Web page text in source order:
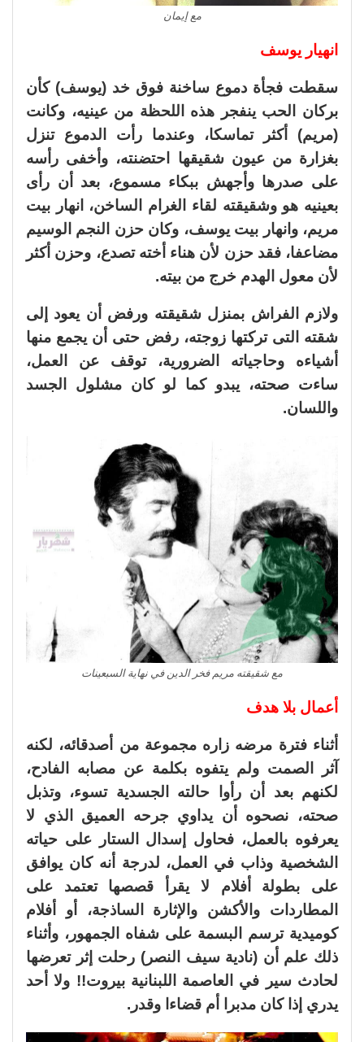
مع إيمان
انهيار يوسف
سقطت فجأة دموع ساخنة فوق خد (يوسف) كأن
بركان الحب ينفجر هذه اللحظة من عينيه، وكانت
(مريم) أكثر تماسكا، وعندما رأت الدموع تنزل
بغزارة من عيون شقيقها احتضنته، وأخفى رأسه
على صدرها وأجهش ببكاء مسموع، بعد أن رأى
بعينيه هو وشقيقته لقاء الغرام الساخن، انهار بيت
مريم، وانهار بيت يوسف، وكان حزن النجم الوسيم
مضاعفا، فقد حزن لأن هناء أخته تصدع، وحزن أكثر
لأن معول الهدم خرج من بيته.
ولازم الفراش بمنزل شقيقته ورفض أن يعود إلى
شقته التى تركتها زوجته، رفض حتى أن يجمع منها
أشياءه وحاجياته الضرورية، توقف عن العمل،
ساءت صحته، يبدو كما لو كان مشلول الجسد
واللسان.
مع شقيقته مريم فخر الدين في نهاية السبعينات
أعمال بلا هدف
أثناء فترة مرضه زاره مجموعة من أصدقائه، لكنه
آثر الصمت ولم يتفوه بكلمة عن مصابه الفادح،
لكنهم بعد أن رأوا حالته الجسدية تسوء، وتذبل
صحته، نصحوه أن يداوي جرحه العميق الذي لا
يعرفوه بالعمل، فحاول إسدال الستار على حياته
الشخصية وذاب في العمل، لدرجة أنه كان يوافق
على بطولة أفلام لا يقرأ قصصها تعتمد على
المطاردات والأكشن والإثارة الساذجة، أو أفلام
كوميدية ترسم البسمة على شفاه الجمهور، وأثناء
ذلك علم أن (نادية سيف النصر) رحلت إثر تعرضها
لحادث سير في العاصمة اللبنانية بيروت!! ولا أحد
يدري إذا كان مدبرا أم قضاءا وقدر.